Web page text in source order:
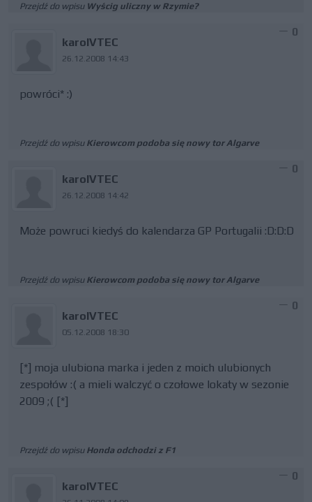
Przejdź do wpisu Wyścig uliczny w Rzymie?
karolVTEC
26.12.2008 14:43
0
powróci* :)
Przejdź do wpisu Kierowcom podoba się nowy tor Algarve
karolVTEC
26.12.2008 14:42
0
Może powruci kiedyś do kalendarza GP Portugalii :D:D:D
Przejdź do wpisu Kierowcom podoba się nowy tor Algarve
karolVTEC
05.12.2008 18:30
0
[*] moja ulubiona marka i jeden z moich ulubionych
zespołów :( a mieli walczyć o czołowe lokaty w sezonie
2009 ;( [*]
Przejdź do wpisu Honda odchodzi z F1
karolVTEC
0